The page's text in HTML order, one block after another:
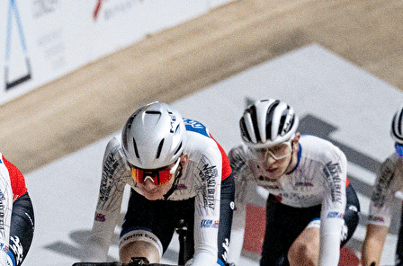
Exporter les lignes sélectionnées
Exporter toutes les colonnes
Exporter uniquement les colonnes affichées
Menu
<
>
Notre Club
Organisation
Ajoutez un logo, un bouton, des réseaux sociaux
Cliquez pour éditer